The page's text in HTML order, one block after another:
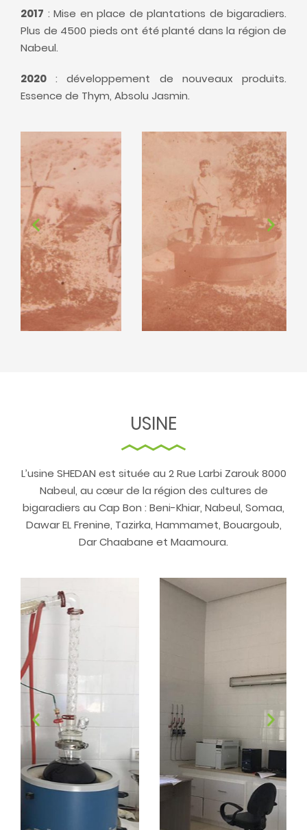
2017 : Mise en place de plantations de bigaradiers.
Plus de 4500 pieds ont été planté dans la région de
Nabeul.
2020 : développement de nouveaux produits.
Essence de Thym, Absolu Jasmin.
USINE
L’usine SHEDAN est située au 2 Rue Larbi Zarouk 8000
Nabeul, au cœur de la région des cultures de
bigaradiers au Cap Bon : Beni-Khiar, Nabeul, Somaa,
Dawar EL Frenine, Tazirka, Hammamet, Bouargoub,
Dar Chaabane et Maamoura.